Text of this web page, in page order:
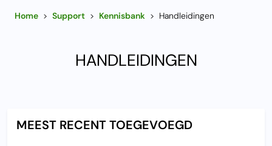
Home > Support > Kennisbank > Handleidingen
HANDLEIDINGEN
MEEST RECENT TOEGEVOEGD